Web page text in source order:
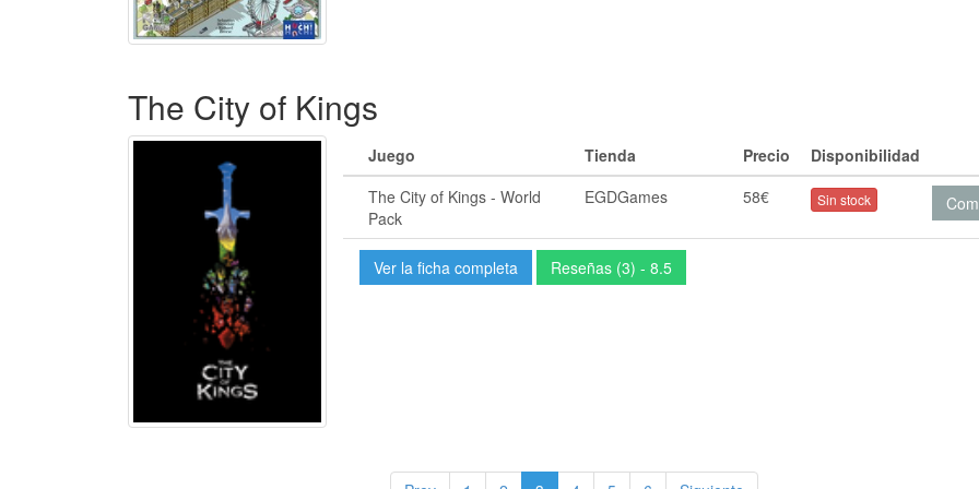
The City of Kings
Juego Tienda Precio
Disponibilidad
The City of Kings - World
Pack
EGDGames 58€ Sin stock
Ver la ficha completa Reseñas (3) - 8.5